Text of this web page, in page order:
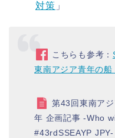
対策 」
こちらも参考：
東南アジア青年の
第43回東南ア
年 企画記事 -Who
#43rdSSEAYP JPY-